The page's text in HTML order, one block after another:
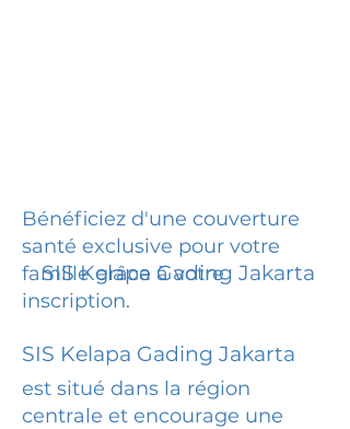
Bénéficiez d'une couverture
santé exclusive pour votre
famille grâce à votre
inscription.
SIS Kelapa Gading Jakarta
SIS Kelapa Gading Jakarta
est situé dans la région
centrale et encourage une